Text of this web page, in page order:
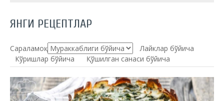
ЯНГИ РЕЦЕПТЛАР
Сараламоқ:
Лайклар бўйича
Кўришлар бўйича
Қўшилган санаси бўйича